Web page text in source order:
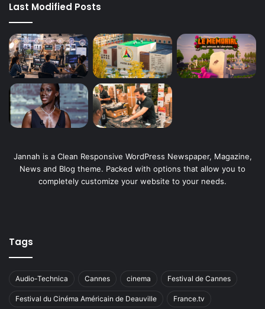
Last Modified Posts
Jannah is a Clean Responsive WordPress Newspaper, Magazine,
News and Blog theme. Packed with options that allow you to
completely customize your website to your needs.
Tags
Audio-Technica Cannes cinema Festival de Cannes
Festival du Cinéma Américain de Deauville France.tv